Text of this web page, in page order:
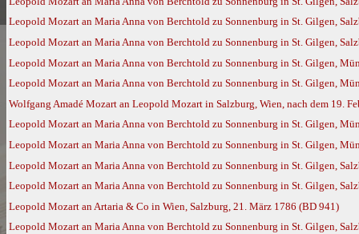
Leopold Mozart an Maria Anna von Berchtold zu Sonnenburg in St. Gilgen,
Leopold Mozart an Maria Anna von Berchtold zu Sonnenburg in St. Gilgen,
Leopold Mozart an Maria Anna von Berchtold zu Sonnenburg in St. Gilgen,
Leopold Mozart an Maria Anna von Berchtold zu Sonnenburg in St. Gilgen,
Wolfgang Amadé Mozart an Leopold Mozart in Salzburg, Wien, nach dem 19.
Leopold Mozart an Maria Anna von Berchtold zu Sonnenburg in St. Gilgen,
Leopold Mozart an Maria Anna von Berchtold zu Sonnenburg in St. Gilgen,
Leopold Mozart an Maria Anna von Berchtold zu Sonnenburg in St. Gilgen,
Leopold Mozart an Maria Anna von Berchtold zu Sonnenburg in St. Gilgen,
Leopold Mozart an Artaria & Co in Wien, Salzburg, 21. März 1786 (BD 941)
Leopold Mozart an Maria Anna von Berchtold zu Sonnenburg in St. Gilgen,